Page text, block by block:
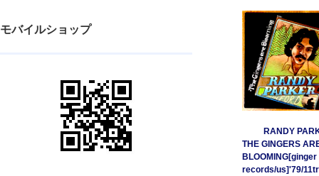
モバイルショップ
RANDY
THE GINGERS
BLOOMING[ginger
records/us]'79/